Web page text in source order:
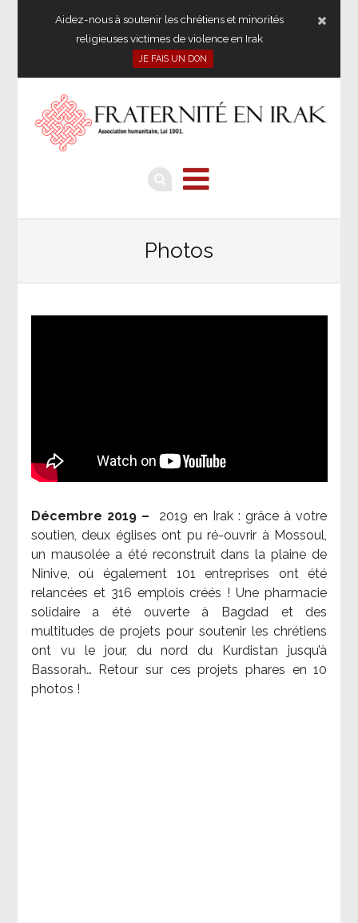
Aidez-nous à soutenir les chrétiens et minorités
religieuses victimes de violence en Irak
JE FAIS UN DON
Photos
Décembre 2019 – 2019 en Irak : grâce à votre
soutien, deux églises ont pu ré-ouvrir à Mossoul,
un mausolée a été reconstruit dans la plaine de
Ninive, où également 101 entreprises ont été
relancées et 316 emplois créés ! Une pharmacie
solidaire a été ouverte à Bagdad et des
multitudes de projets pour soutenir les chrétiens
ont vu le jour, du nord du Kurdistan jusqu’à
Bassorah… Retour sur ces projets phares en 10
photos !